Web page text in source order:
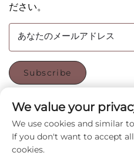
ださい。
あなたのメールアドレス
Subscribe
フォローする
We value your
We use cookies and similar
If you don't want to accept
cookies.